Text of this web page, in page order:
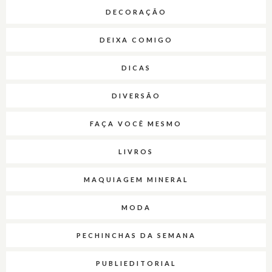
DECORAÇÃO
DEIXA COMIGO
DICAS
DIVERSÃO
FAÇA VOCÊ MESMO
LIVROS
MAQUIAGEM MINERAL
MODA
PECHINCHAS DA SEMANA
PUBLIEDITORIAL